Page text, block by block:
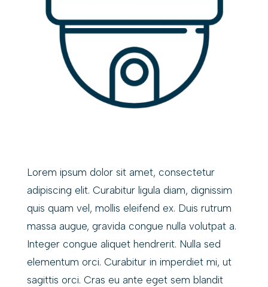
Lorem ipsum dolor sit amet, consectetur
adipiscing elit. Curabitur ligula diam, dignissim
quis quam vel, mollis eleifend ex. Duis rutrum
massa augue, gravida congue nulla volutpat a.
Integer congue aliquet hendrerit. Nulla sed
elementum orci. Curabitur in imperdiet mi, ut
sagittis orci. Cras eu ante eget sem blandit